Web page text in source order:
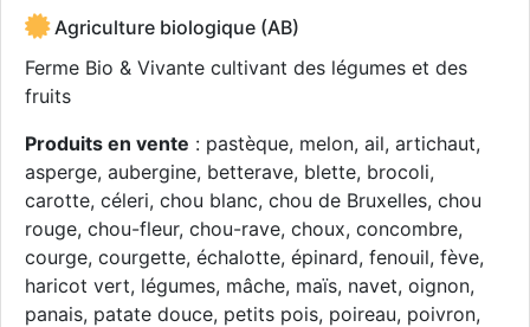
Agriculture biologique (AB)
Ferme Bio & Vivante cultivant des légumes et des
fruits
Produits en vente : pastèque, melon, ail, artichaut,
asperge, aubergine, betterave, blette, brocoli,
carotte, céleri, chou blanc, chou de Bruxelles, chou
rouge, chou-fleur, chou-rave, choux, concombre,
courge, courgette, échalotte, épinard, fenouil, fève,
haricot vert, légumes, mâche, maïs, navet, oignon,
panais, patate douce, petits pois, poireau, poivron,